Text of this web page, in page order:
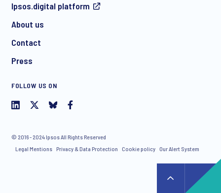
Ipsos.digital platform
About us
Contact
Press
FOLLOW US ON
© 2016 - 2024 Ipsos All Rights Reserved
Legal Mentions Privacy & Data Protection Cookie policy Our Alert System